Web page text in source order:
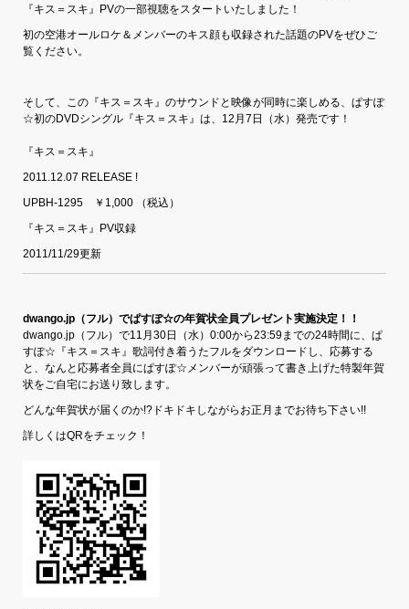
『キス＝スキ』PVの一部視聴をスタートいたしました！
初の空港オールロケ＆メンバーのキス顔も収録された話題のPVをぜひご
覧ください。
そして、この『キス＝スキ』のサウンドと映像が同時に楽しめる、ぱすぽ
☆初のDVDシングル『キス＝スキ』は、12月7日（水）発売です！
『キス＝スキ』
2011.12.07 RELEASE !
UPBH-1295 ￥1,000 （税込）
『キス＝スキ』PV収録
2011/11/29更新
dwango.jp（フル）でぱすぽ☆の年賀状全員プレゼント実施決定！！
dwango.jp（フル）で11月30日（水）0:00から23:59までの24時間に、ぱ
すぽ☆『キス＝スキ』歌詞付き着うたフルをダウンロードし、応募する
と、なんと応募者全員にぱすぽ☆メンバーが頑張って書き上げた特製年賀
状をご自宅にお送り致します。
どんな年賀状が届くのか!?ドキドキしながらお正月までお待ち下さい!!
詳しくはQRをチェック！